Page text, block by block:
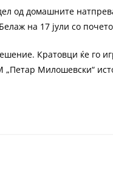
од домашните
на 17 јули со
Кратовци ќе го
Милошевски“